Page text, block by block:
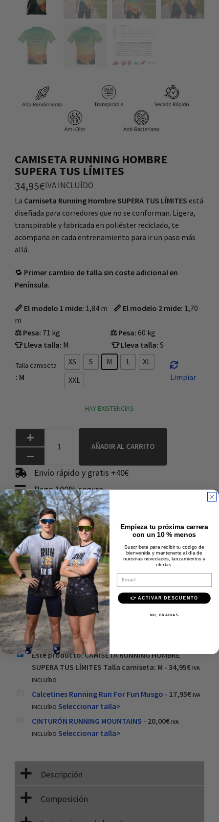
CAMISETA RUNNING HOMBRE
SUPERA TUS LÍMITES
34,95€IVA INCLUÍDO
La Camiseta Running Hombre SUPERA TUS LÍMITES está
diseñada para corredores que no se conforman. Ligera,
transpirable y fabricada en poliéster reciclado, te
acompaña en cada entrenamiento para ir un paso más
allá.
🔁 Primer cambio de talla sin coste adicional en
Península.
📏 El modelo 1 mide: 1,84 m 📏 El modelo 2 mide: 1,70
m
⚖️ Pesa: 71 kg ⚖️ Pesa: 60 kg
👕 Lleva talla: M 👕 Lleva talla: S
Talla camiseta
: M
XS S M L
XL
XXL
Limpiar
HAY EXISTENCIAS
AÑADIR AL CARRITO
Envío rápido y gratis +40€
Pago 100% seguro
Calidad Premium
Comprados juntos
frecuentemente
Precio: 34,95€
Añadir al carrito
Este producto: CAMISETA RUNNING HOMBRE
SUPERA TUS LÍMITES Talla camiseta: M - 34,95€ IVA
INCLUÍDO
Calcetines Running Run For Fun Musgo - 17,95€ IVA
INCLUÍDO Seleccionar talla>
CINTURÓN RUNNING MOUNTAINS - 20,00€ IVA
INCLUÍDO Seleccionar talla>
Descripción
Composición
Empieza tu próxima carrera
con un 10 % menos
Suscríbete para recibir tu código de
bienvenida y mantenerte al día de
nuestras novedades, lanzamientos y
ofertas.
Email
👉 ACTIVAR DESCUENTO
NO, GRACIAS